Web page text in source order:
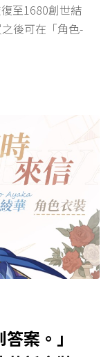
至1680創世結
後可在「角色-
案。」